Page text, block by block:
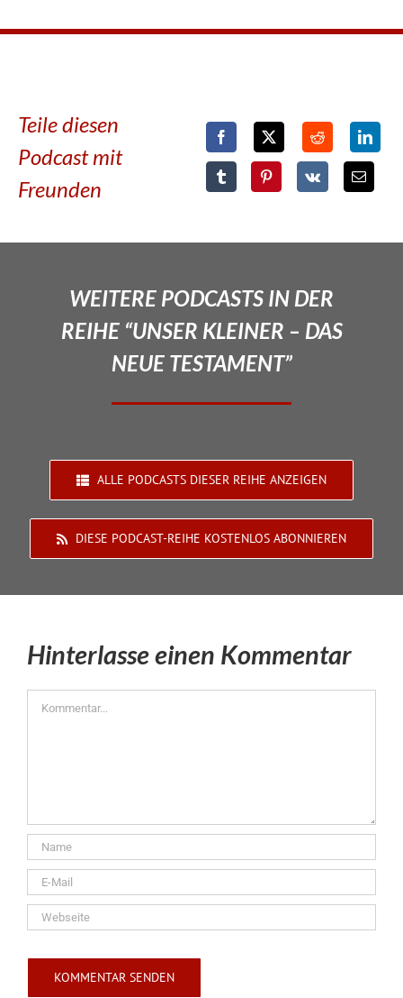
Teile diesen
Podcast mit
Freunden
WEITERE PODCASTS IN DER
REIHE “UNSER KLEINER – DAS
NEUE TESTAMENT”
ALLE PODCASTS DIESER REIHE ANZEIGEN
DIESE PODCAST-REIHE KOSTENLOS ABONNIEREN
Hinterlasse einen Kommentar